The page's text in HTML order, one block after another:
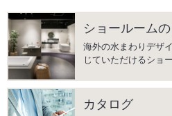
ショールーム
海外の水まわりデザ
じていただけるショ
カタログ